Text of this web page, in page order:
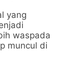
yang
waspada
muncul di